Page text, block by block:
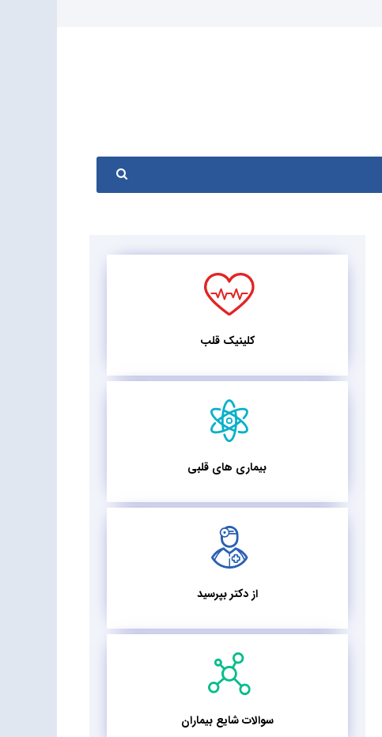
کلینیک قلب
بیماری های قلبی
از دکتر بپرسید
سوالات شایع بیماران